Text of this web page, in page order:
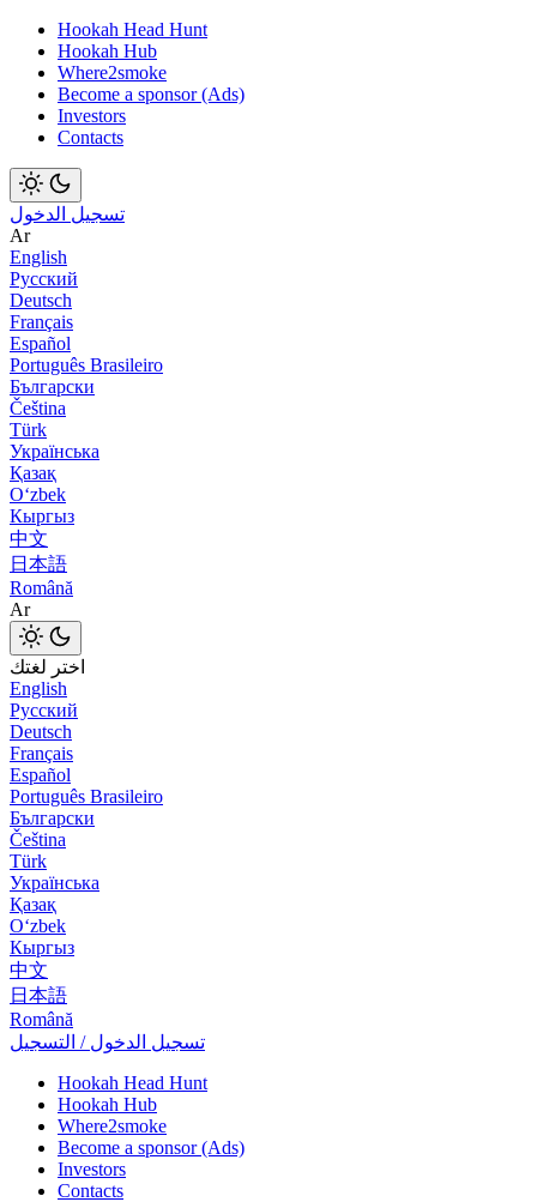
Hookah Head Hunt
Hookah Hub
Where2smoke
Become a sponsor (Ads)
Investors
Contacts
تسجيل الدخول
Ar
English
Русский
Deutsch
Français
Español
Português Brasileiro
Български
Čeština
Türk
Українська
Қазақ
Оʻzbek
Кыргыз
中文
日本語
Română
Ar
اختر لغتك
English
Русский
Deutsch
Français
Español
Português Brasileiro
Български
Čeština
Türk
Українська
Қазақ
Оʻzbek
Кыргыз
中文
日本語
Română
تسجيل الدخول / التسجيل
Hookah Head Hunt
Hookah Hub
Where2smoke
Become a sponsor (Ads)
Investors
Contacts